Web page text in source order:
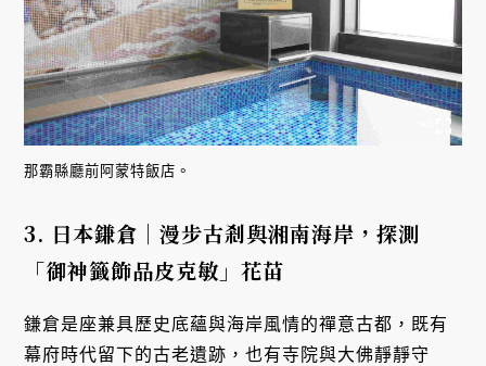
那霸縣廳前阿蒙特飯店。
3. 日本鎌倉｜漫步古剎與湘南海岸，探測
「御神籤飾品皮克敏」花苗
鎌倉是座兼具歷史底蘊與海岸風情的禪意古都，既有
幕府時代留下的古老遺跡，也有寺院與大佛靜靜守